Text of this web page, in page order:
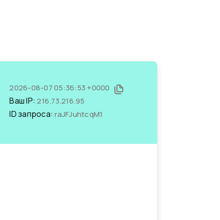
2026-08-07 05:36:53 +0000
Ваш IP:216.73.216.95
ID запроса:raJFJuhtcqM1